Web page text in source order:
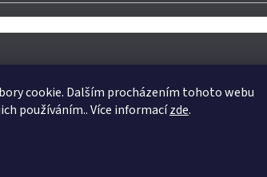
cookie. Dalším procházením tohoto webu
používáním.. Více informacízde.